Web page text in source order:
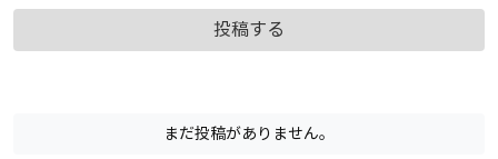
投稿する
まだ投稿がありません。